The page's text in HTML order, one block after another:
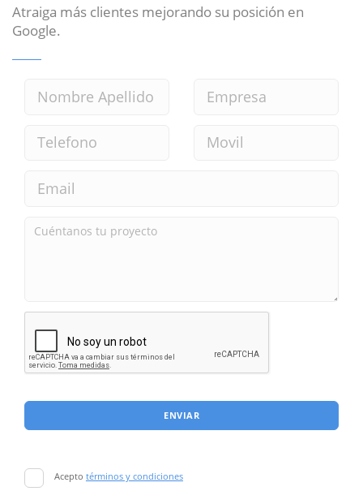
Atraiga más clientes mejorando su posición en
Google.
ENVIAR
Acepto términos y condiciones